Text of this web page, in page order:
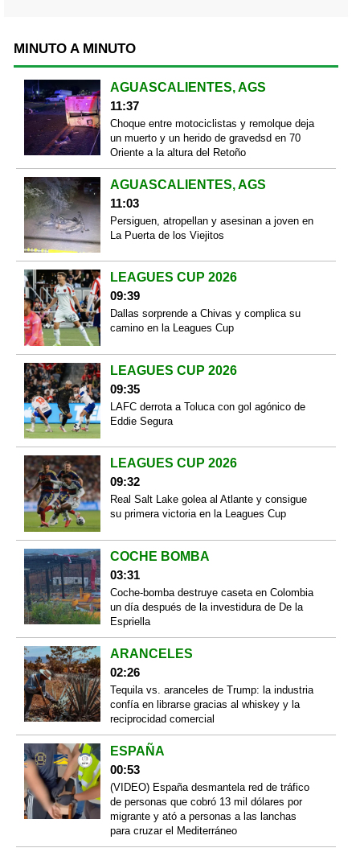
MINUTO A MINUTO
AGUASCALIENTES, AGS
11:37
Choque entre motociclistas y remolque deja
un muerto y un herido de gravedsd en 70
Oriente a la altura del Retoño
AGUASCALIENTES, AGS
11:03
Persiguen, atropellan y asesinan a joven en
La Puerta de los Viejitos
LEAGUES CUP 2026
09:39
Dallas sorprende a Chivas y complica su
camino en la Leagues Cup
LEAGUES CUP 2026
09:35
LAFC derrota a Toluca con gol agónico de
Eddie Segura
LEAGUES CUP 2026
09:32
Real Salt Lake golea al Atlante y consigue
su primera victoria en la Leagues Cup
COCHE BOMBA
03:31
Coche-bomba destruye caseta en Colombia
un día después de la investidura de De la
Espriella
ARANCELES
02:26
Tequila vs. aranceles de Trump: la industria
confía en librarse gracias al whiskey y la
reciprocidad comercial
ESPAÑA
00:53
(VIDEO) España desmantela red de tráfico
de personas que cobró 13 mil dólares por
migrante y ató a personas a las lanchas
para cruzar el Mediterráneo